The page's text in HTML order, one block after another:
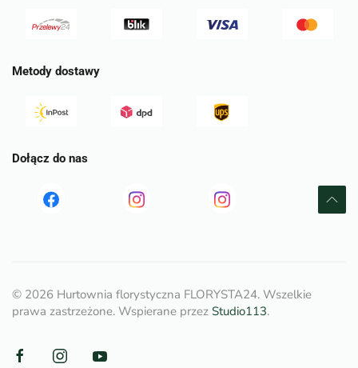
Metody dostawy
Dołącz do nas
© 2026 Hurtownia florystyczna FLORYSTA24. Wszelkie
prawa zastrzeżone. Wspierane przez Studio113.